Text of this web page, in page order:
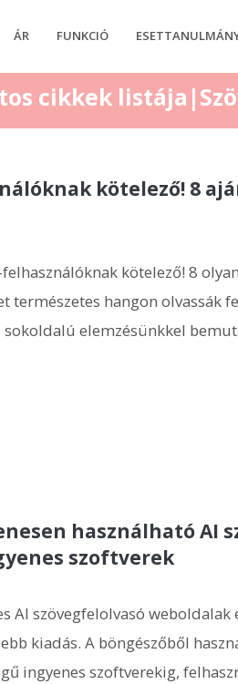
ÁR FUNKCIÓ
cikkek
kötelező! 8
kötelező! 8
természetes hangon olvassák
elemzésünkkel
használható AI
szoftverek
AI szövegfelolvasó
kiadás. A böngészőből
ingyenes szoftverekig,